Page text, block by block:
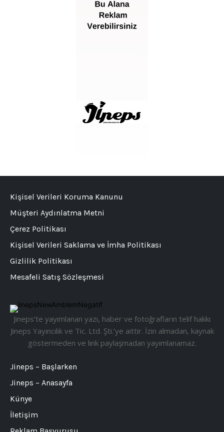
Jineps’te yayımlanan yazı, haber ve fotoğrafların telif hakkı
Jineps Yayıncılık ve Tic. Ltd. Şti.’ye aittir. İzin almadan, kaynak
göstermeden ve link paylaşmadan yayımlanamaz.
Jineps – Başlarken
Jineps – Anasayfa
Künye
İletişim
Kişisel Verileri Koruma Kanunu
Müşteri Aydınlatma Metni
Çerez Politikası
Kişisel Verileri Saklama ve İmha Politikası
Gizlilik Politikası
Mesafeli Satış Sözleşmesi